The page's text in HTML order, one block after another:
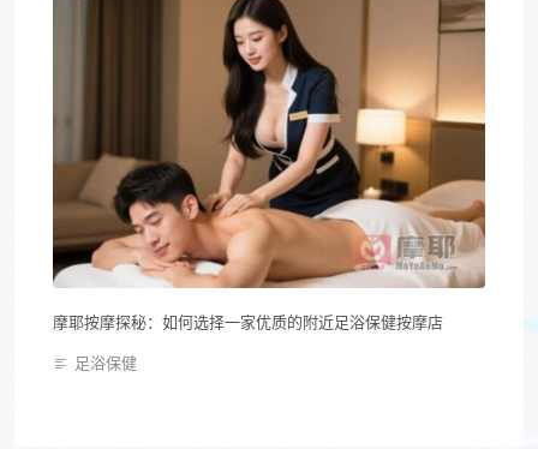
摩耶按摩探秘：如何选择一家优质的附近足浴保健按摩店
足浴保健